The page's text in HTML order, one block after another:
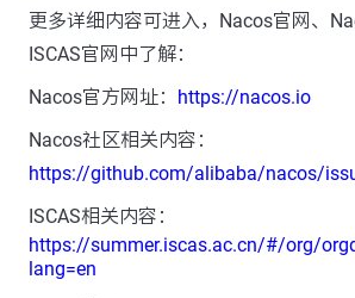
更多详细内容可进入，Nacos官网、
ISCAS官网中了解： ​
Nacos官方网址： https://nacos.io
Nacos社区相关内容：
https://github.com/alibaba/nacos/
ISCAS相关内容：
https://summer.iscas.ac.cn/#/org/
lang=en